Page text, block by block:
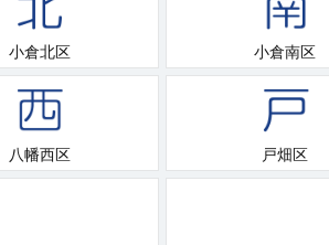
小倉北区 小倉南区
八幡西区 戸畑区